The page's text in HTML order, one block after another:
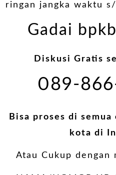
ringan jangka waktu
Gadai
Diskusi Gratis
089-
Bisa proses di
kota di
Atau Cukup dengan